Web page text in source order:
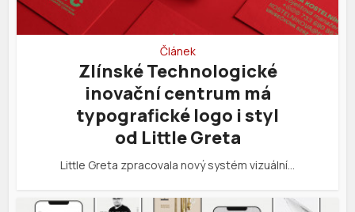
Článek
Zlínské Technologické
inovační centrum má
typografické logo i styl
od Little Greta
Little Greta zpracovala nový systém vizuální…